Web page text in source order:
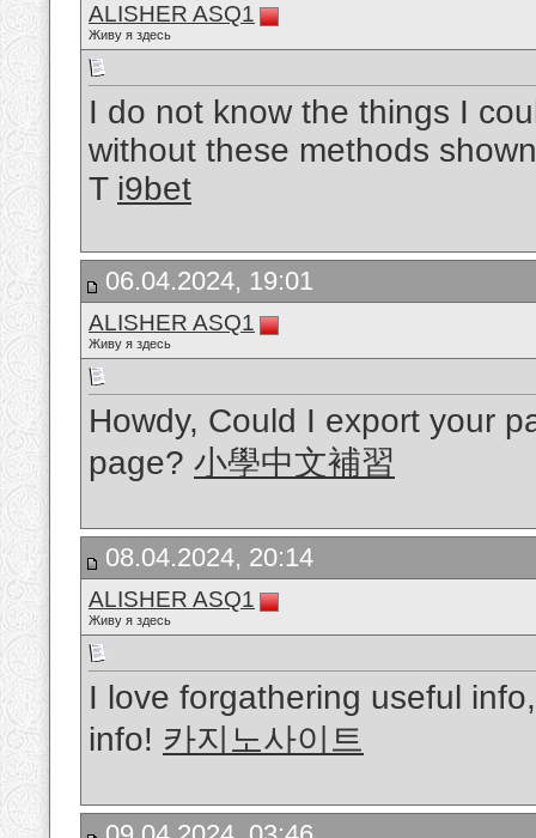
ALISHER ASQ1
Живу я здесь
I do not know the things I
without these methods
T i9bet
06.04.2024, 19:01
ALISHER ASQ1
Живу я здесь
Howdy, Could I export your
page? 小學中文補習
08.04.2024, 20:14
ALISHER ASQ1
Живу я здесь
I love forgathering useful
info! 카지노사이트